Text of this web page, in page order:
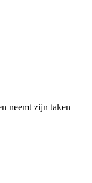
neemt zijn taken